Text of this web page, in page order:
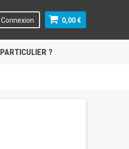
0,00 €
Connexion
PARTICULIER ?